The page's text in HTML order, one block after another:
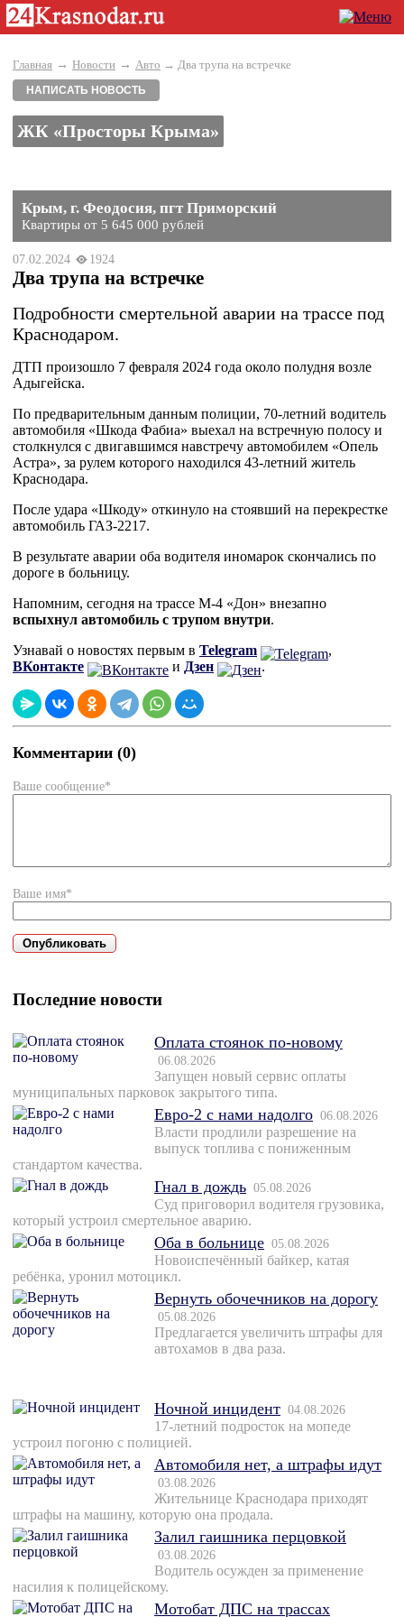
Главная → Новости → Авто → Два трупа на встречке
НАПИСАТЬ НОВОСТЬ
ЖК «Просторы Крыма»
Крым, г. Феодосия, пгт Приморский
Квартиры от 5 645 000 рублей
07.02.2024 1924
Два трупа на встречке
Подробности смертельной аварии на трассе под
Краснодаром.
ДТП произошло 7 февраля 2024 года около полудня возле
Адыгейска.
По предварительным данным полиции, 70-летний водитель
автомобиля «Шкода Фабиа» выехал на встречную полосу и
столкнулся с двигавшимся навстречу автомобилем «Опель
Астра», за рулем которого находился 43-летний житель
Краснодара.
После удара «Шкоду» откинуло на стоявший на перекрестке
автомобиль ГАЗ-2217.
В результате аварии оба водителя иномарок скончались по
дороге в больницу.
Напомним, сегодня на трассе М-4 «Дон» внезапно
вспыхнул автомобиль с трупом внутри.
Узнавай о новостях первым в Telegram
,
ВКонтакте
и Дзен .
Комментарии (0)
Ваше сообщение*
Ваше имя*
Последние новости
Оплата стоянок по-новому
06.08.2026
Запущен новый сервис оплаты
муниципальных парковок закрытого типа.
Евро-2 с нами надолго 06.08.2026
Власти продлили разрешение на
выпуск топлива с пониженным
стандартом качества.
Гнал в дождь 05.08.2026
Суд приговорил водителя грузовика,
который устроил смертельное аварию.
Оба в больнице 05.08.2026
Новоиспечённый байкер, катая
ребёнка, уронил мотоцикл.
Вернуть обочечников на дорогу
05.08.2026
Предлагается увеличить штрафы для
автохамов в два раза.
Ночной инцидент 04.08.2026
17-летний подросток на мопеде
устроил погоню с полицией.
Автомобиля нет, а штрафы идут
03.08.2026
Жительнице Краснодара приходят
штрафы на машину, которую она продала.
Залил гаишника перцовкой
03.08.2026
Водитель осужден за применение
насилия к полицейскому.
Мотобат ДПС на трассах